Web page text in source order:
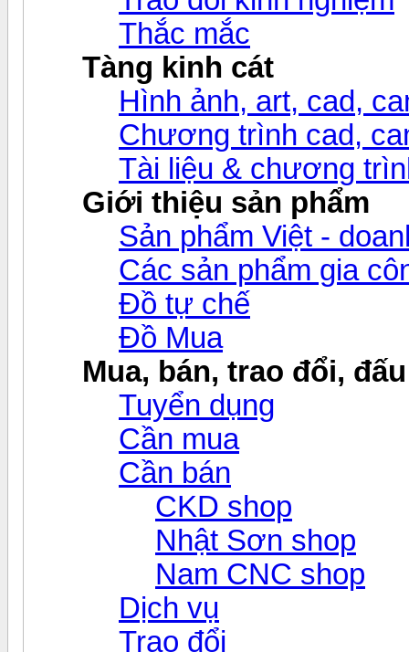
Thắc mắc
Tàng kinh cát
Hình ảnh, art, cad,
Chương trình cad,
Tài liệu & chương
Giới thiệu sản phẩm
Sản phẩm Việt -
Các sản phẩm gia
Đồ tự chế
Đồ Mua
Mua, bán, trao đổi,
Tuyển dụng
Cần mua
Cần bán
CKD shop
Nhật Sơn shop
Nam CNC shop
Dịch vụ
Trao đổi